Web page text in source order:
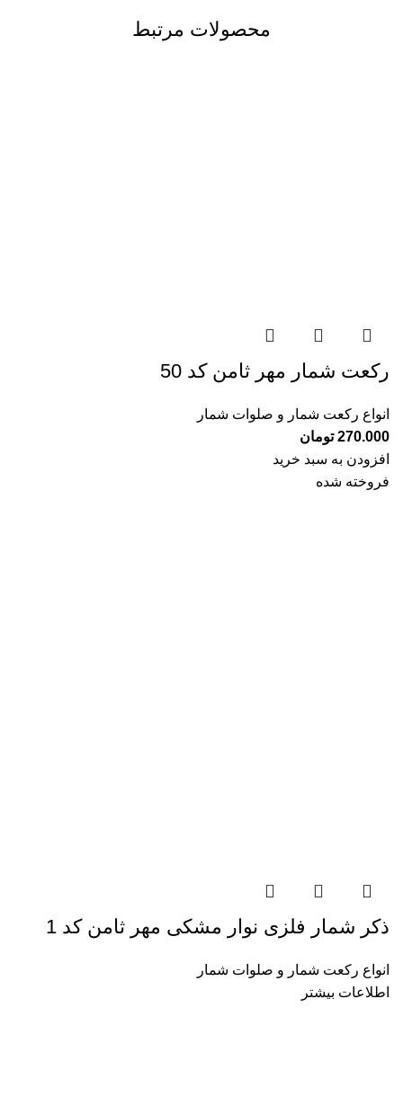
محصولات مرتبط
رکعت شمار مهر ثامن کد 50
انواع رکعت شمار و صلوات شمار
270.000 تومان
افزودن به سبد خرید
فروخته شده
ذکر شمار فلزی نوار مشکی مهر ثامن کد 1
انواع رکعت شمار و صلوات شمار
اطلاعات بیشتر